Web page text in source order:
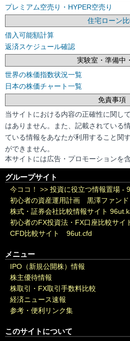
プレミアム空売り・HYPER空売り
住宅ローン
借入可能額計算
返済スケジュール確認
実験室・準備中
世界の株価指数状況一覧
日本の株価チャート一覧
免責事項
当サイトにおける内容の正確性に関し
はありません。また、記載されている
ている情報をあなたが利用すること関
ができません。
本サイトには広告・プロモーションを
グループサイト
今ココ！ >> 投資に役立つ情報置場 -
初心者の資産運用計画 黒澤ファンド
株式・証券会社比較情報サイト
初心者のFX投資法・FX口座比較サイ
CFD比較サイト 96ut.cfd
メニュー
IPO（新規公開株）情報
株主優待情報
株取引・FX取引手数料比較
経済ニュース速報
参考・便利リンク集
このサイトについて